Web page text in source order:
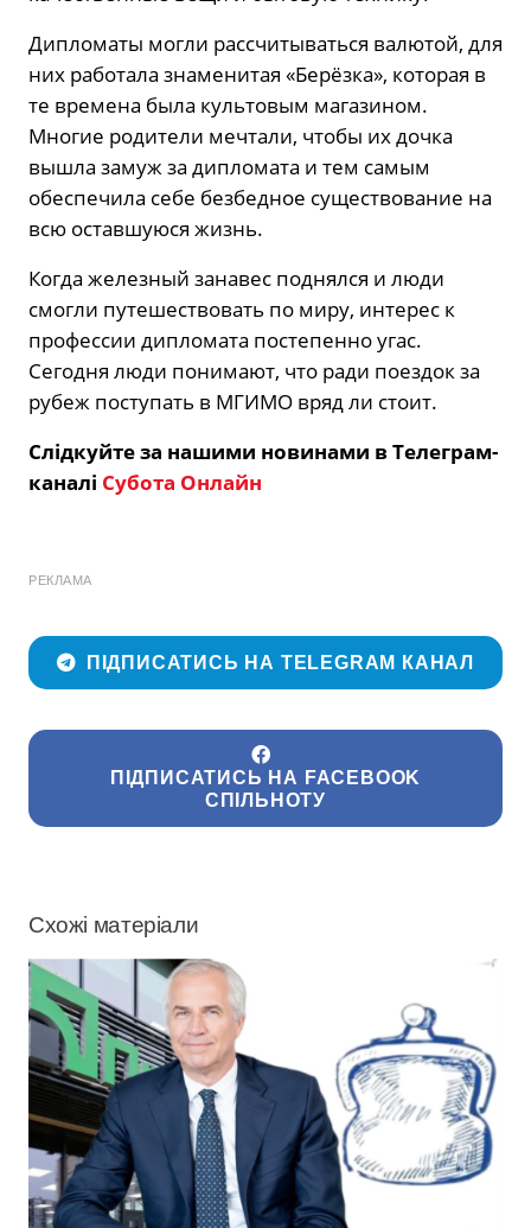
Дипломаты могли рассчитываться валютой, для
них работала знаменитая «Берёзка», которая в
те времена была культовым магазином.
Многие родители мечтали, чтобы их дочка
вышла замуж за дипломата и тем самым
обеспечила себе безбедное существование на
всю оставшуюся жизнь.
Когда железный занавес поднялся и люди
смогли путешествовать по миру, интерес к
профессии дипломата постепенно угас.
Сегодня люди понимают, что ради поездок за
рубеж поступать в МГИМО вряд ли стоит.
Слідкуйте за нашими новинами в Телеграм-
каналі Субота Онлайн
РЕКЛАМА
ПІДПИСАТИСЬ НА TELEGRAM КАНАЛ
ПІДПИСАТИСЬ НА FACEBOOK
СПІЛЬНОТУ
Схожі матеріали